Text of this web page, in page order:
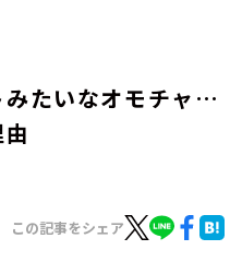
みたいなオモチャ…
この記事をシェア